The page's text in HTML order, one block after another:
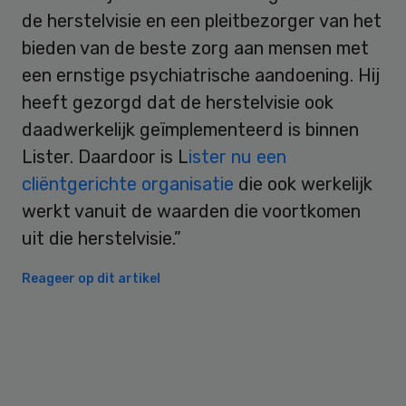
de herstelvisie en een pleitbezorger van het
bieden van de beste zorg aan mensen met
een ernstige psychiatrische aandoening. Hij
heeft gezorgd dat de herstelvisie ook
daadwerkelijk geïmplementeerd is binnen
Lister. Daardoor is Lister nu een
cliëntgerichte organisatie die ook werkelijk
werkt vanuit de waarden die voortkomen
uit die herstelvisie.”
Reageer op dit artikel